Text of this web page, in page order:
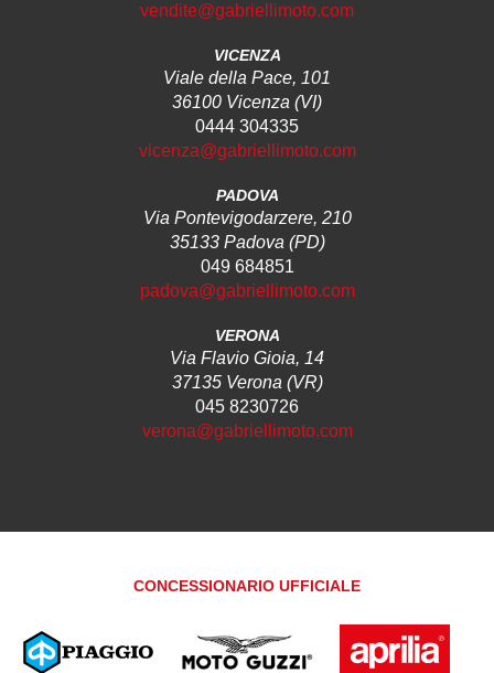
vendite@gabriellimoto.com
VICENZA
Viale della Pace, 101
36100 Vicenza (VI)
0444 304335
vicenza@gabriellimoto.com
PADOVA
Via Pontevigodarzere, 210
35133 Padova (PD)
049 684851
padova@gabriellimoto.com
VERONA
Via Flavio Gioia, 14
37135 Verona (VR)
045 8230726
verona@gabriellimoto.com
CONCESSIONARIO UFFICIALE